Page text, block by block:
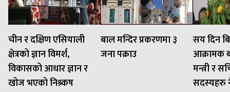
चीन र दक्षिण एसियाली
क्षेत्रको ज्ञान विमर्श,
विकासको आधार ज्ञान र
खोज भएको निश्र्कष
बाल मन्दिर प्रकरणमा ३
जना पक्राउ
सय दिन
आक्रामक
मन्त्री र
सदस्यहरु